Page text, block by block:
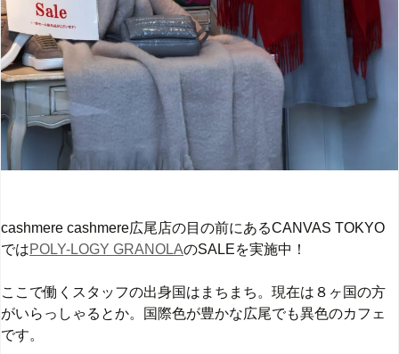
cashmere cashmere広尾店の目の前にあるCANVAS TOKYO
ではPOLY-LOGY GRANOLAのSALEを実施中！
ここで働くスタッフの出身国はまちまち。現在は８ヶ国の方
がいらっしゃるとか。国際色が豊かな広尾でも異色のカフェ
です。